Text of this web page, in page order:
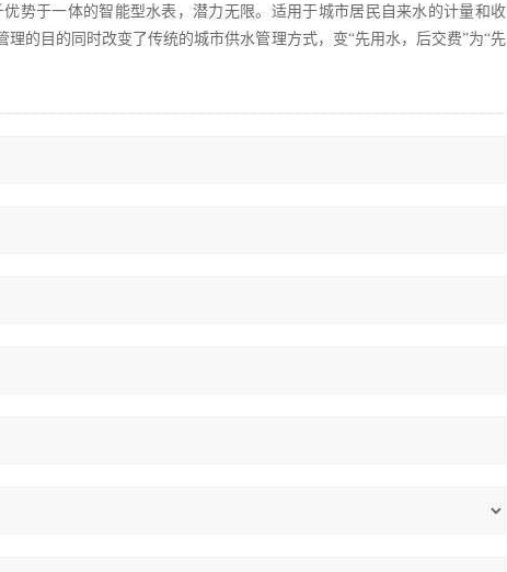
势于一体的智能型水表，潜力无限。适用于城市居民自来水的计量和收
的目的同时改变了传统的城市供水管理方式，变“先用水，后交费”为“先